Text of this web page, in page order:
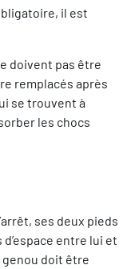
il est
doivent pas être
remplacés après
se trouvent à
les chocs
ses deux pieds
d’espace entre lui et
genou doit être